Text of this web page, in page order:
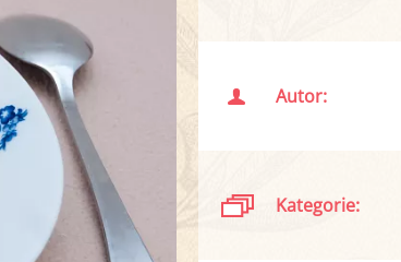
Autor:
Kategorie: